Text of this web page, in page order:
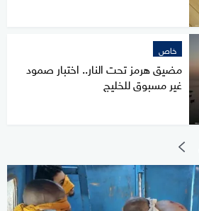
خاص
مضيق هرمز تحت النار.. اختبار صمود
غير مسبوق للخليج